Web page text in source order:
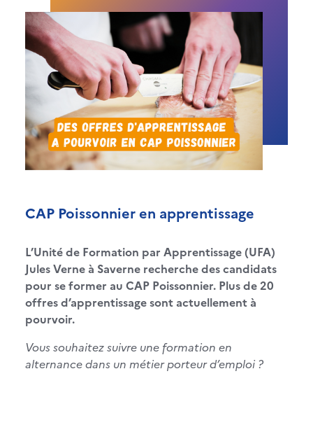
CAP Poissonnier en apprentissage
L’Unité de Formation par Apprentissage (UFA)
Jules Verne à Saverne recherche des candidats
pour se former au CAP Poissonnier. Plus de 20
offres d’apprentissage sont actuellement à
pourvoir.
Vous souhaitez suivre une formation en
alternance dans un métier porteur d’emploi ?